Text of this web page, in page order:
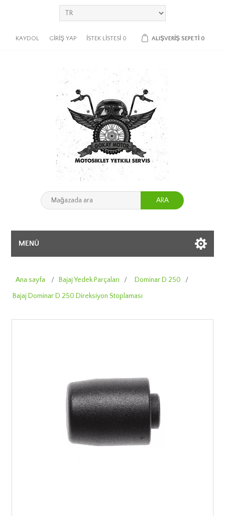
KAYDOL GIRIŞ YAP İSTEK LISTESI 0 ALIŞVERIŞ SEPETI 0
ARA
MENÜ
Ana sayfa / Bajaj Yedek Parçaları / Dominar D 250
/
Bajaj Dominar D 250 Direksiyon Stoplaması